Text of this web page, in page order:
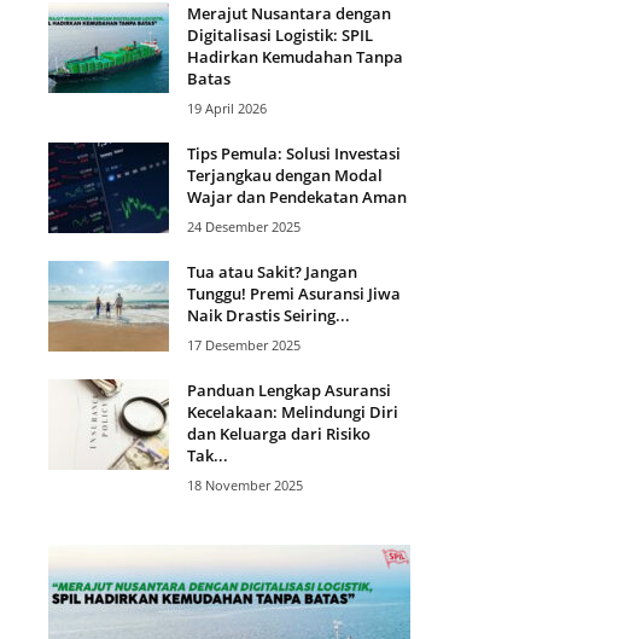
Merajut Nusantara dengan
Digitalisasi Logistik: SPIL
Hadirkan Kemudahan Tanpa
Batas
19 April 2026
Tips Pemula: Solusi Investasi
Terjangkau dengan Modal
Wajar dan Pendekatan Aman
24 Desember 2025
Tua atau Sakit? Jangan
Tunggu! Premi Asuransi Jiwa
Naik Drastis Seiring...
17 Desember 2025
Panduan Lengkap Asuransi
Kecelakaan: Melindungi Diri
dan Keluarga dari Risiko
Tak...
18 November 2025